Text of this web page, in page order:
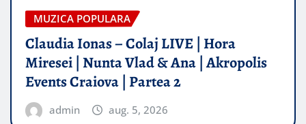
MUZICA POPULARA
Claudia Ionas – Colaj LIVE | Hora
Miresei | Nunta Vlad & Ana | Akropolis
Events Craiova | Partea 2
admin aug. 5, 2026